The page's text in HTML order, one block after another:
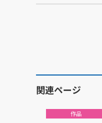
関連ページ
作品